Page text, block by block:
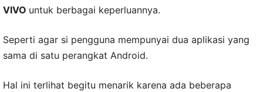
VIVO untuk berbagai keperluannya.
Seperti agar si pengguna mempunyai dua aplikasi yang
sama di satu perangkat Android.
Hal ini terlihat begitu menarik karena ada beberapa